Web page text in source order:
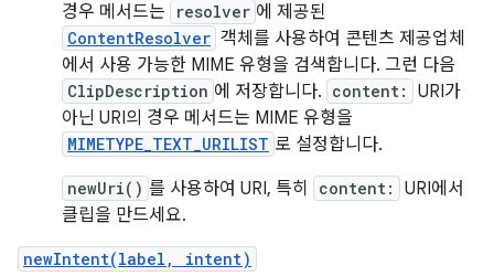
경우 메서드는
resolver 에 제공된
ContentResolver 객체를 사용하여 콘텐츠 제공업체
에서 사용 가능한 MIME 유형을 검색합니다. 그런 다음
ClipDescription 에 저장합니다. content:
URI가
아닌 URI의 경우 메서드는 MIME 유형을
MIMETYPE_TEXT_URILIST 로 설정합니다.
newUri() 를 사용하여 URI, 특히 content:
URI에서
클립을 만드세요.
newIntent(label, intent)